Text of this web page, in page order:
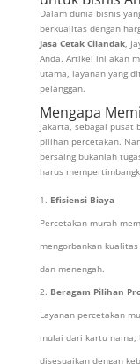
Dalam dunia bisnis
berkualitas dengan
Jasa Cetak Cilandak,
Anda. Artikel ini akan
utama, layanan yang
pelanggan.
Mengapa
Jakarta, sebagai pusat
pilihan percetakan.
bersaing bukanlah
harus
Efisiensi Biaya
Percetakan murah
mengorbankan
dan menengah.
Beragam Pilihan
Layanan percetakan
mulai dari kartu nama,
disesuaikan dengan